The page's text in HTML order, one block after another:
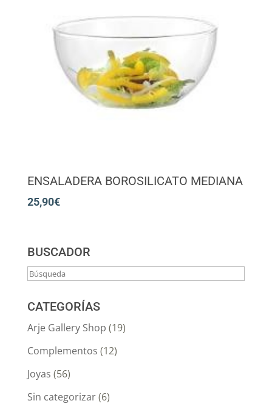
ENSALADERA BOROSILICATO MEDIANA
25,90€
BUSCADOR
CATEGORÍAS
Arje Gallery Shop (19)
Complementos (12)
Joyas (56)
Sin categorizar(6)